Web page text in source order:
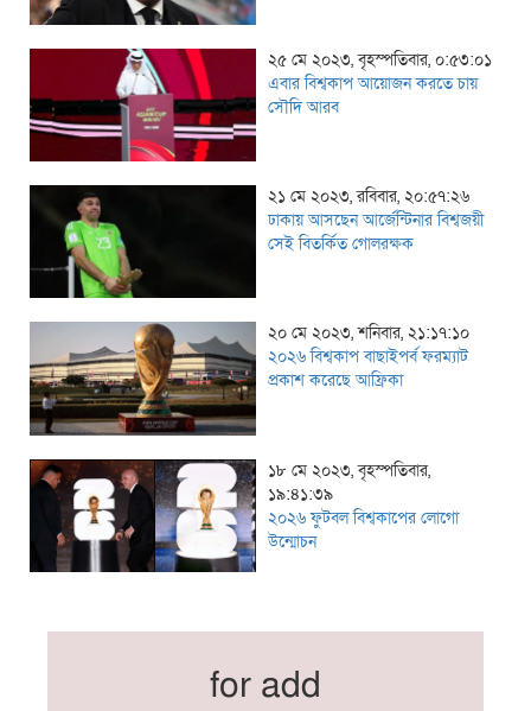
২৫ মে ২০২৩, বৃহস্পতিবার, ০:৫৩:০১
এবার বিশ্বকাপ আয়োজন করতে চায়
সৌদি আরব
২১ মে ২০২৩, রবিবার, ২০:৫৭:২৬
ঢাকায় আসছেন আর্জেন্টিনার বিশ্বজয়ী
সেই বিতর্কিত গোলরক্ষক
২০ মে ২০২৩, শনিবার, ২১:১৭:১০
২০২৬ বিশ্বকাপ বাছাইপর্ব ফরম্যাট
প্রকাশ করেছে আফ্রিকা
১৮ মে ২০২৩, বৃহস্পতিবার,
১৯:৪১:৩৯
২০২৬ ফুটবল বিশ্বকাপের লোগো
উন্মোচন
for add